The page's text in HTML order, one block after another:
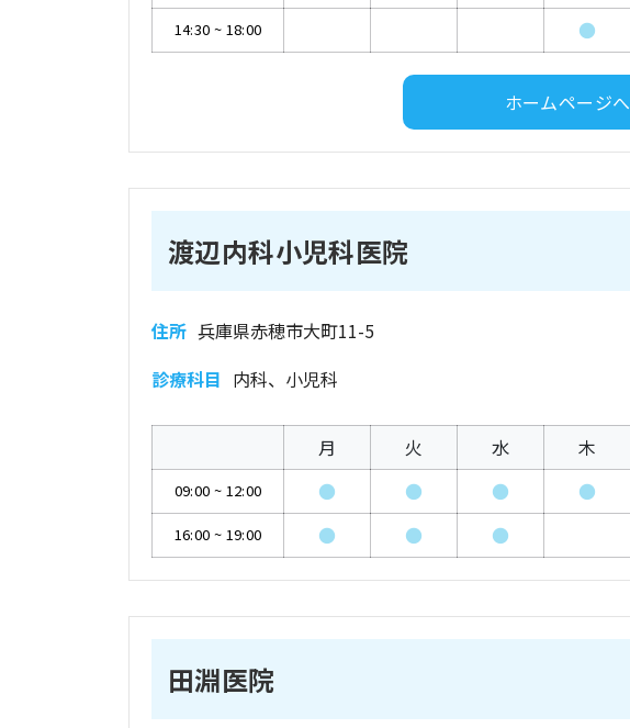
14:30 ~ 18:00 ●
ホームページへ
渡辺内科小児科医院
住所 兵庫県赤穂市大町11-5
診療科目 内科、小児科
月 火 水 木
09:00 ~ 12:00 ● ● ● ●
16:00 ~ 19:00 ● ● ●
田淵医院